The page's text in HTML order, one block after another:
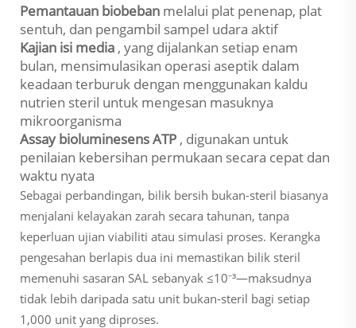
Pemantauan biobeban melalui plat penenap, plat
sentuh, dan pengambil sampel udara aktif
Kajian isi media , yang dijalankan setiap enam
bulan, mensimulasikan operasi aseptik dalam
keadaan terburuk dengan menggunakan kaldu
nutrien steril untuk mengesan masuknya
mikroorganisma
Assay bioluminesens ATP , digunakan untuk
penilaian kebersihan permukaan secara cepat dan
waktu nyata
Sebagai perbandingan, bilik bersih bukan-steril biasanya
menjalani kelayakan zarah secara tahunan, tanpa
keperluan ujian viabiliti atau simulasi proses. Kerangka
pengesahan berlapis dua ini memastikan bilik steril
memenuhi sasaran SAL sebanyak ≤10⁻³—maksudnya
tidak lebih daripada satu unit bukan-steril bagi setiap
1,000 unit yang diproses.